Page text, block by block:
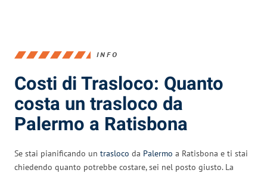
INFO
Costi di Trasloco: Quanto
costa un trasloco da
Palermo a Ratisbona
Se stai pianificando un trasloco da Palermo a Ratisbona e ti stai
chiedendo quanto potrebbe costare, sei nel posto giusto. La